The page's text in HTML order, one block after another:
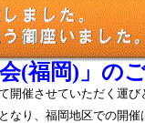
(福岡)」の
催させていただく運び
なり、福岡地区での開